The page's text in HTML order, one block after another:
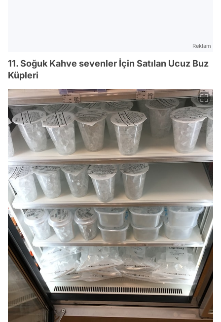
Reklam
11. Soğuk Kahve sevenler İçin Satılan Ucuz Buz
Küpleri